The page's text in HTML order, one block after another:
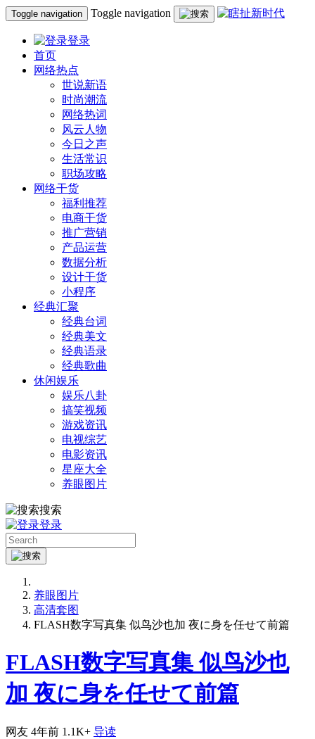
Toggle navigation Toggle navigation
登录
首页
网络热点
世说新语
时尚潮流
网络热词
风云人物
今日之声
生活常识
职场攻略
网络干货
福利推荐
电商干货
推广营销
产品运营
数据分析
设计干货
小程序
经典汇聚
经典台词
经典美文
经典语录
经典歌曲
休闲娱乐
娱乐八卦
搞笑视频
游戏资讯
电视综艺
电影资讯
星座大全
养眼图片
搜索
登录
养眼图片
高清套图
FLASH数字写真集 似鸟沙也加 夜に身を任せて前篇
FLASH数字写真集 似鸟沙也
加 夜に身を任せて前篇
网友 4年前 1.1K+ 导读